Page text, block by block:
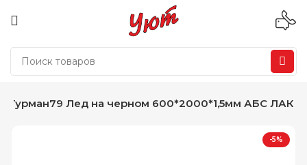
Гурман79 Лед на черном 600*2000*1,5мм АБС ЛАК
-5%